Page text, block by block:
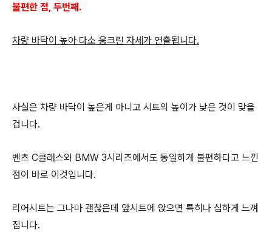
불편한 점, 두번째.
차량 바닥이 높아 다소 웅크린 자세가 연출됩니다.
사실은 차량 바닥이 높은게 아니고 시트의 높이가 낮은 것이 맞을
겁니다.
벤츠 C클래스와 BMW 3시리즈에서도 동일하게 불편하다고 느낀
점이 바로 이것입니다.
리어시트는 그나마 괜찮은데 앞시트에 앉으면 특히나 심하게 느껴
집니다.